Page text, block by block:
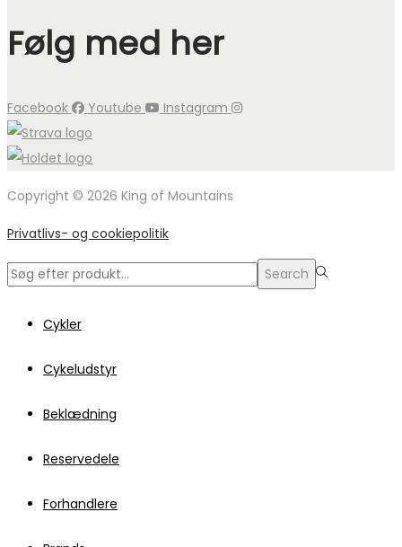
Følg med her
Facebook Youtube Instagram
Copyright © 2026 King of Mountains
Privatlivs- og cookiepolitik
Search
Search
Cykler
Cykeludstyr
Beklædning
Reservedele
Forhandlere